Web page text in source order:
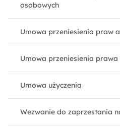
osobowych
Umowa przeniesienia praw
Umowa przeniesienia
Umowa użyczenia
Wezwanie do zaprzestania